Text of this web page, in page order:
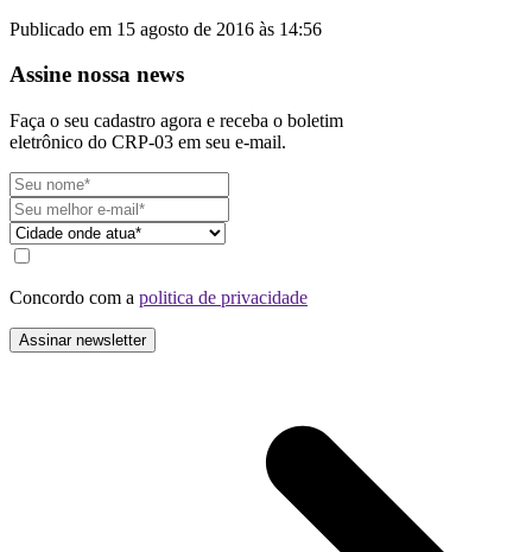
Publicado em 15 agosto de 2016 às 14:56
Assine nossa news
Faça o seu cadastro agora e receba o boletim
eletrônico do CRP-03 em seu e-mail.
Concordo com a politica de privacidade